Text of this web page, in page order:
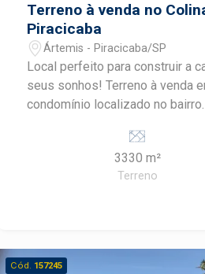
Terreno à venda no
Piracicaba
Ártemis - Piracicaba/SP
Local perfeito para construir a
seus sonhos! Terreno à venda
condomínio localizado no bairro
de área total e 65 metros de
Localizado em uma das regiões
valorizadas de Piracicaba, o
infraestrutura de alto padrão.
3330 m²
Terreno
Cód. 157245